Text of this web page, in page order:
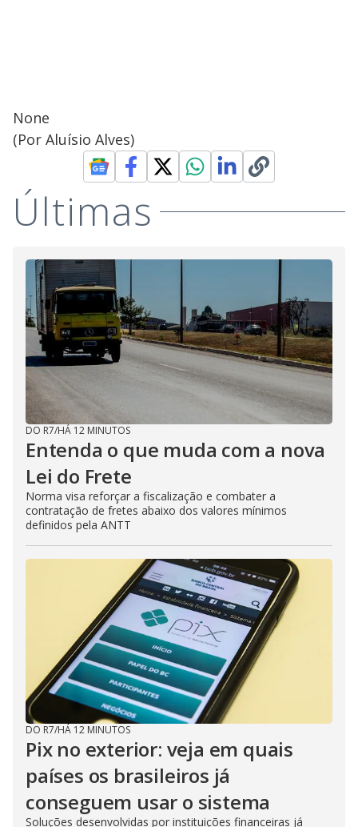
None
(Por Aluísio Alves)
Últimas
DO R7/HÁ 12 MINUTOS
Entenda o que muda com a nova
Lei do Frete
Norma visa reforçar a fiscalização e combater a
contratação de fretes abaixo dos valores mínimos
definidos pela ANTT
DO R7/HÁ 12 MINUTOS
Pix no exterior: veja em quais
países os brasileiros já
conseguem usar o sistema
Soluções desenvolvidas por instituições financeiras já